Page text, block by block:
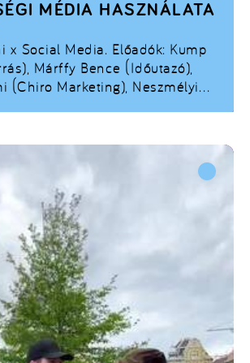
x Social Media. Előadók: Kump
Márffy Bence (Időutazó),
(Chiro Marketing), Neszmélyi
MÉDIA HASZNÁLATA